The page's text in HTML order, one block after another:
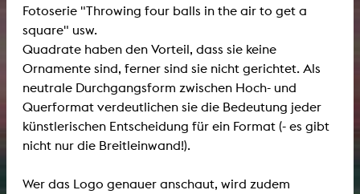
Fotoserie "Throwing four balls in the air to get a
square" usw.
Quadrate haben den Vorteil, dass sie keine
Ornamente sind, ferner sind sie nicht gerichtet. Als
neutrale Durchgangsform zwischen Hoch- und
Querformat verdeutlichen sie die Bedeutung jeder
künstlerischen Entscheidung für ein Format (- es gibt
nicht nur die Breitleinwand!).
Wer das Logo genauer anschaut, wird zudem